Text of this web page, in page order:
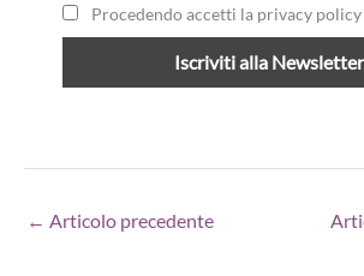
Procedendo accetti la privacy policy
← Articolo precedente